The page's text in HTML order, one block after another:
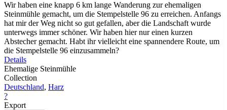
Wir haben eine knapp 6 km lange Wanderung zur ehemaligen
Steinmühle gemacht, um die Stempelstelle 96 zu erreichen. Anfangs
hat mir der Weg nicht so gut gefallen, aber die Landschaft wurde
unterwegs immer schöner. Wir haben hier nur einen kurzen
Abstecher gemacht. Habt ihr vielleicht eine spannendere Route, um
die Stempelstelle 96 einzusammeln?
Details
Ehemalige Steinmühle
Collection
Deutschland, Harz
?
Export